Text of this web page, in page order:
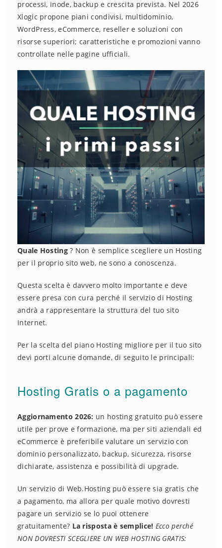
processi, inode, backup e crescita prevista. Nel 2026
Xlogic propone piani condivisi, multidominio,
WordPress, eCommerce, reseller e soluzioni con
risorse superiori; caratteristiche e promozioni vanno
controllate nelle pagine ufficiali.
Quale Hosting? Non è semplice scegliere un Hosting
per il proprio sito web, ne sono a conoscenza.
Questa scelta è davvero molto importante e deve
essere presa con cura perché il servizio di Hosting
andrà a rappresentare la struttura del tuo sito
Internet.
Per la scelta del piano Hosting migliore per il tuo sito
devi porti alcune domande, di seguito le principali:
Hosting Gratis o a pagamento
Aggiornamento 2026: un hosting gratuito può essere
utile per prove e formazione, ma per siti aziendali ed
eCommerce è preferibile valutare un servizio con
dominio personalizzato, backup, sicurezza, risorse
dichiarate, assistenza e possibilità di upgrade.
Un servizio di Web.Hosting può essere sia gratis che
a pagamento, ma allora per quale motivo dovresti
pagare un servizio se lo puoi ottenere
gratuitamente? La risposta è semplice! Ecco perché
NON DOVRESTI SCEGLIERE UN WEB HOSTING GRATIS: